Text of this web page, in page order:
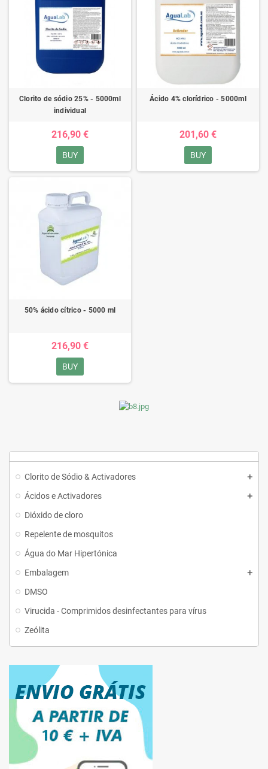
Clorito de Sódio & Activadores
Ácidos e Activadores
Dióxido de cloro
Repelente de mosquitos
Água do Mar Hipertónica
Embalagem
DMSO
Virucida - Comprimidos desinfectantes para vírus
Zeólita
Clorito de sódio 25% - 5000ml
individual
216,90 €
BUY
Ácido 4% clorídrico - 5000ml
201,60 €
BUY
50% ácido cítrico - 5000 ml
216,90 €
BUY